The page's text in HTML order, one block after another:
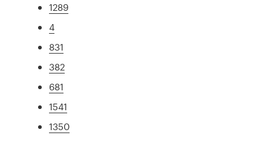
1289
4
831
382
681
1541
1350